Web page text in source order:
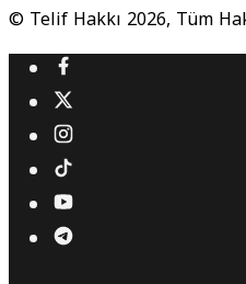
© Telif Hakkı 2026, Tüm